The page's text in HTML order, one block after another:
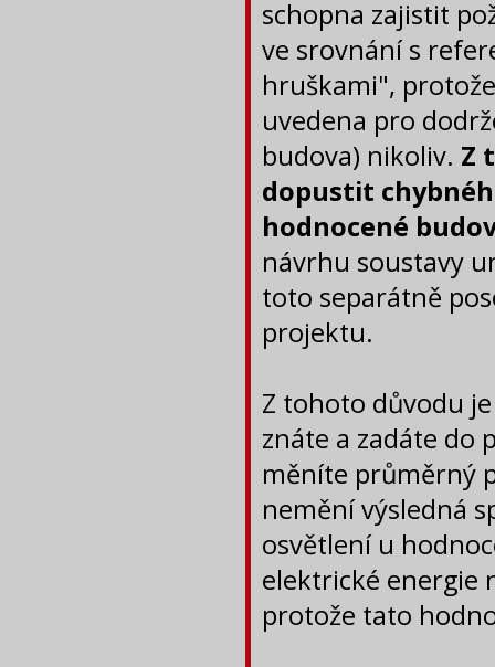
schopna zajistit
ve srovnání s
hruškami",
uvedena pro
budova) nikoliv. Z
dopustit
hodnocené
návrhu soustavy
toto separátně
projektu.
Z tohoto důvodu
znáte a zadáte do
měníte průměrný
nemění výsledná
osvětlení u
elektrické energie
protože tato